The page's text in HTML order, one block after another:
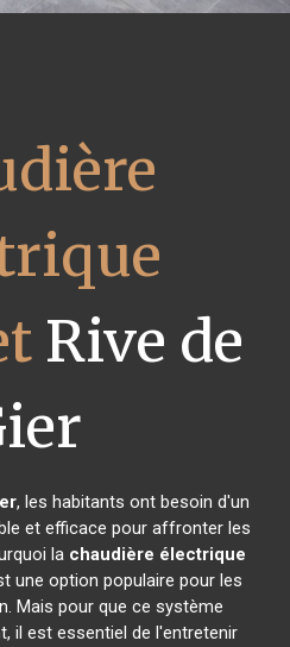
Rive de
, les habitants ont besoin d'un
et efficace pour affronter les
la chaudière électrique
une option populaire pour les
Mais pour que ce système
il est essentiel de l'entretenir